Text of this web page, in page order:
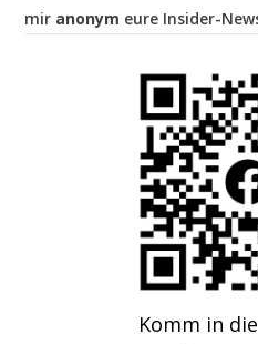
mir anonym eure Insider-
Komm in